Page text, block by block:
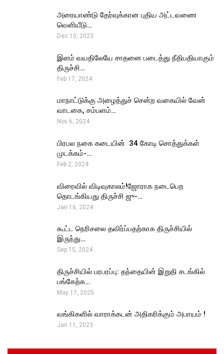
அரையாண்டு தேர்வுக்கான புதிய அட்டவணை
வெளியீடு…
Dec 10, 2023
இளம் வயதிலேயே சாதனை படைத்து நீதிபதியாகும்
திருச்சி…
Feb 17, 2024
மாநாட்டுக்கு அழைத்துச் சென்ற வகையில் வேன்
வாடகை, சம்பளம்…
Nov 6, 2024
பிரபல நகை கடையின் ₹ 34 கோடி சொத்துக்கள்
முடக்கம்-…
Feb 2, 2024
விரைவில் விடிவுகாலம்!ஜோராக நடைபெற
தொடங்கியது திருச்சி ஜு-…
Jan 16, 2024
கூட்ட நெரிசலை தவிர்ப்பதற்காக திருச்சியில்
இருந்து…
Sep 15, 2024
திருச்சியில் பரபரப்பு: தந்தையின் இறுதி சடங்கில்
பங்கேற்க…
May 17, 2025
வங்கிகளில் வாராக்கடன் அதிகரிக்கும் அபாயம் !
Jan 11, 2023